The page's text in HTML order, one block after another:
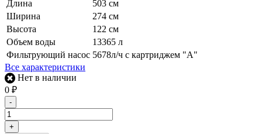
Длина
503 см
Ширина
274 см
Высота
122 см
Объем воды
13365 л
Фильтрующий насос 5678л/ч с картриджем "А"
Все характеристики
Нет в наличии
0 ₽
-
+